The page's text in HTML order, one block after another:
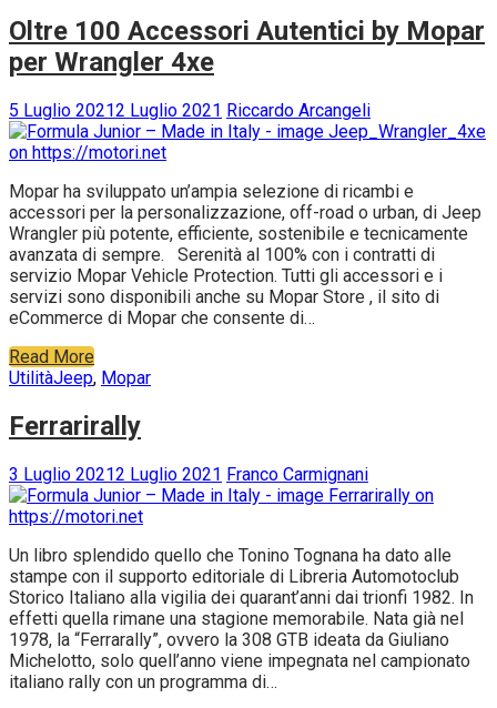
Oltre 100 Accessori Autentici by Mopar
per Wrangler 4xe
5 Luglio 20212 Luglio 2021 Riccardo Arcangeli
Mopar ha sviluppato un’ampia selezione di ricambi e
accessori per la personalizzazione, off-road o urban, di Jeep
Wrangler più potente, efficiente, sostenibile e tecnicamente
avanzata di sempre. Serenità al 100% con i contratti di
servizio Mopar Vehicle Protection. Tutti gli accessori e i
servizi sono disponibili anche su Mopar Store , il sito di
eCommerce di Mopar che consente di…
Read More
UtilitàJeep, Mopar
Ferrarirally
3 Luglio 20212 Luglio 2021 Franco Carmignani
Un libro splendido quello che Tonino Tognana ha dato alle
stampe con il supporto editoriale di Libreria Automotoclub
Storico Italiano alla vigilia dei quarant’anni dai trionfi 1982. In
effetti quella rimane una stagione memorabile. Nata già nel
1978, la “Ferrarally”, ovvero la 308 GTB ideata da Giuliano
Michelotto, solo quell’anno viene impegnata nel campionato
italiano rally con un programma di…